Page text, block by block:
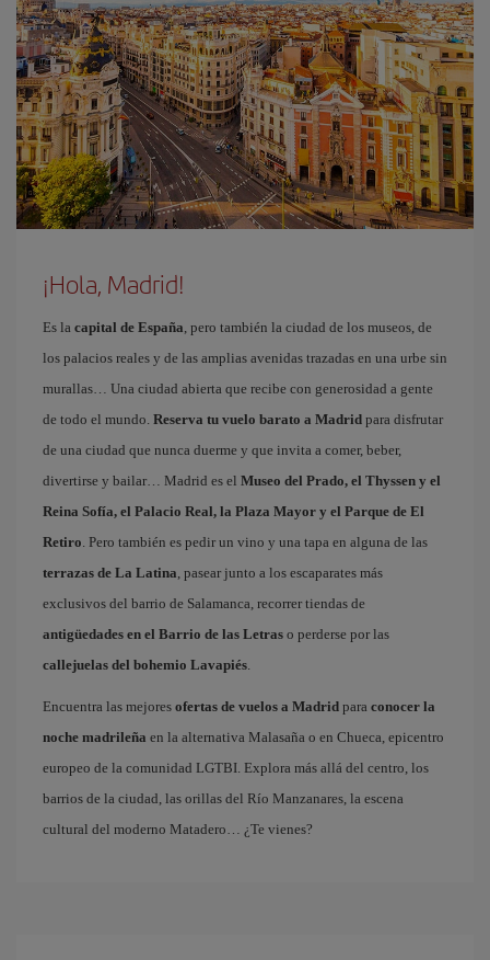
¡Hola, Madrid!
Es la capital de España, pero también la ciudad de los museos, de
los palacios reales y de las amplias avenidas trazadas en una urbe sin
murallas… Una ciudad abierta que recibe con generosidad a gente
de todo el mundo. Reserva tu vuelo barato a Madrid para disfrutar
de una ciudad que nunca duerme y que invita a comer, beber,
divertirse y bailar… Madrid es el Museo del Prado, el Thyssen y el
Reina Sofía, el Palacio Real, la Plaza Mayor y el Parque de El
Retiro. Pero también es pedir un vino y una tapa en alguna de las
terrazas de La Latina, pasear junto a los escaparates más
exclusivos del barrio de Salamanca, recorrer tiendas de
antigüedades en el Barrio de las Letras o perderse por las
callejuelas del bohemio Lavapiés.
Encuentra las mejores ofertas de vuelos a Madrid para conocer la
noche madrileña en la alternativa Malasaña o en Chueca, epicentro
europeo de la comunidad LGTBI. Explora más allá del centro, los
barrios de la ciudad, las orillas del Río Manzanares, la escena
cultural del moderno Matadero… ¿Te vienes?